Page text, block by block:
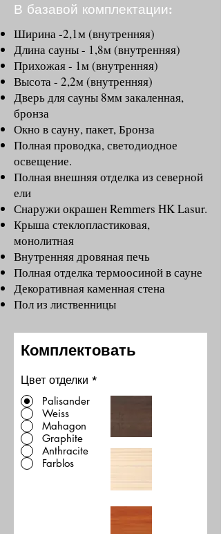
В базавой комплектации:
Ширина -2,1м (внутренняя)
Длина сауны - 1,8м (внутренняя)
Прихожая - 1м (внутренняя)
Высота - 2,2м (внутренняя)
Дверь для сауны 8мм закаленная,
бронза
Окно в сауну, пакет, Бронза
Полная проводка, светодиодное
освещение.
Полная внешняя отделка из северной
ели
Снаружи окрашен Remmers HK Lasur.
Крыша стеклопластиковая,
монолитная
Внутренняя дровяная печь
Полная отделка термоосиной в сауне
Декоративная каменная стена
Пол из лиственницы
Комплектовать
Цвет отделки *
Palisander
Weiss
Mahagon
Graphite
Anthracite
Farblos